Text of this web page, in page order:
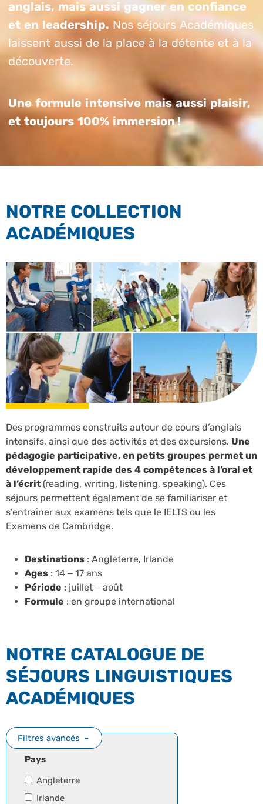
anglais, mais aussi gagner en confiance
et en leadership. Nos séjours Académiques
laissent aussi de la place à la détente et à la
découverte.
Une formule intensive mais aussi plaisir,
et toujours 100% immersion !
NOTRE COLLECTION
ACADÉMIQUES
Des programmes construits autour de cours d’anglais
intensifs, ainsi que des activités et des excursions. Une
pédagogie participative, en petits groupes permet un
développement rapide des 4 compétences à l’oral et
à l’écrit (reading, writing, listening, speaking). Ces
séjours permettent également de se familiariser et
s’entraîner aux examens tels que le IELTS ou les
Examens de Cambridge.
Destinations : Angleterre, Irlande
Ages : 14 – 17 ans
Période : juillet – août
Formule : en groupe international
NOTRE CATALOGUE DE
SÉJOURS LINGUISTIQUES
ACADÉMIQUES
Filtres avancés
Pays
Angleterre
Irlande